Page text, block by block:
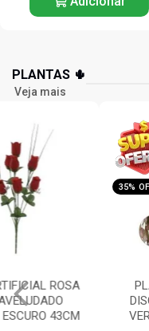
PLANTAS 🌵
Veja mais
35% OFF
PLANTA ARTIFICIAL
DISCHIDIA PENDURAR
VERDE OUTONO 80CM